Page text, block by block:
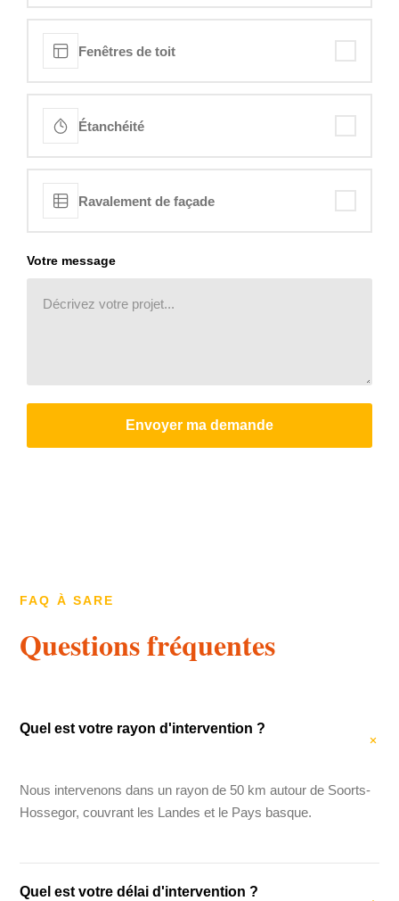
Fenêtres de toit
Étanchéité
Ravalement de façade
Votre message
Envoyer ma demande
FAQ À SARE
Questions fréquentes
Quel est votre rayon d'intervention ?
Nous intervenons dans un rayon de 50 km autour de Soorts-
Hossegor, couvrant les Landes et le Pays basque.
Quel est votre délai d'intervention ?